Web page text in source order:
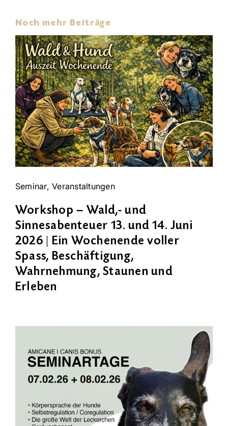
Noch mehr Beiträge
Seminar,Veranstaltungen
Workshop – Wald,- und
Sinnesabenteuer 13. und 14. Juni
2026 | Ein Wochenende voller
Spass, Beschäftigung,
Wahrnehmung, Staunen und
Erleben